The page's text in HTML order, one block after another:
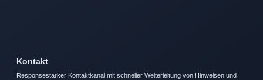
Kontakt
Responsestarker Kontaktkanal mit schneller Weiterleitung von Hinweisen und